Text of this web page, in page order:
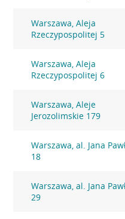
Warszawa, Aleja
Rzeczypospolitej 5
Warszawa, Aleja
Rzeczypospolitej 6
Warszawa, Aleje
Jerozolimskie 179
Warszawa, al. Jana
18
Warszawa, al. Jana
29